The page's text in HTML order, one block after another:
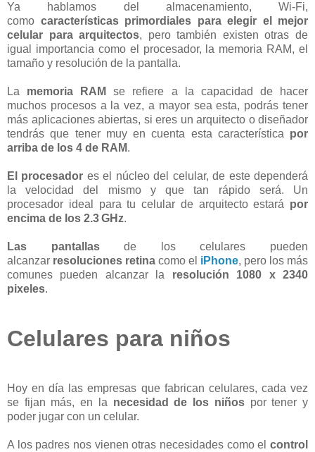
Ya hablamos del almacenamiento, Wi-Fi,
como características primordiales para elegir el mejor
celular para arquitectos, pero también existen otras de
igual importancia como el procesador, la memoria RAM, el
tamaño y resolución de la pantalla.
La memoria RAM
se refiere a la capacidad de hacer
muchos procesos a la vez, a mayor sea esta, podrás tener
más aplicaciones abiertas, si eres un arquitecto o diseñador
tendrás que tener muy en cuenta esta característica por
arriba de los 4 de RAM.
El procesador es el núcleo del celular, de este dependerá
la velocidad del mismo y que tan rápido será. Un
procesador ideal para tu celular de arquitecto estará por
encima de los 2.3 GHz.
Las pantallasde los celulares pueden
alcanzar resoluciones retina como el iPhone, pero los más
comunes pueden alcanzar la resolución 1080 x 2340
pixeles.
Celulares para niños
Hoy en día las empresas que fabrican celulares, cada vez
se fijan más, en la necesidad de los niñospor tener y
poder jugar con un celular.
A los padres nos vienen otras necesidades como el control